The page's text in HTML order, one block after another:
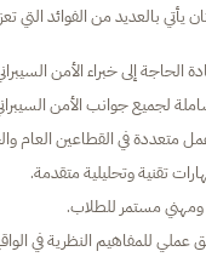
يأتي بالعديد من الفوائد
إلى خبراء الأمن
لجميع جوانب الأمن
متعددة في القطاعين العام
تقنية وتحليلية متقدمة.
ومهني مستمر للطلاب.
عملي للمفاهيم النظرية في